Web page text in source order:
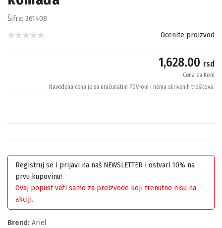
Šifra: 361408
Ocenite proizvod
1,628.00 rsd
Cena za Kom
Navedena cena je sa uračunatim PDV-om i nema skrivenih troškova.
Registruj se i prijavi na naš NEWSLETTER i ostvari 10% na
prvu kupovinu!
Ovaj popust važi samo za proizvode koji trenutno nisu na
akciji.
Brend: Ariel